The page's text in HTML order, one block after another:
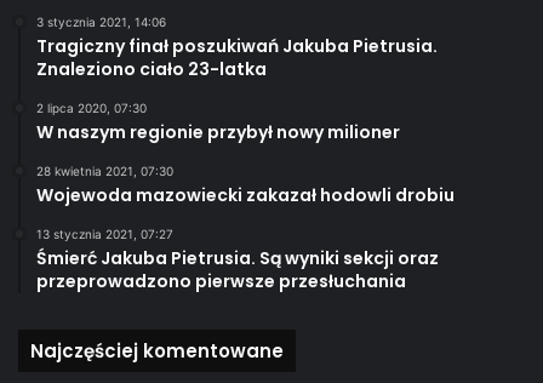
3 stycznia 2021, 14:06
Tragiczny finał poszukiwań Jakuba Pietrusia.
Znaleziono ciało 23-latka
2 lipca 2020, 07:30
W naszym regionie przybył nowy milioner
28 kwietnia 2021, 07:30
Wojewoda mazowiecki zakazał hodowli drobiu
13 stycznia 2021, 07:27
Śmierć Jakuba Pietrusia. Są wyniki sekcji oraz
przeprowadzono pierwsze przesłuchania
Najczęściej komentowane